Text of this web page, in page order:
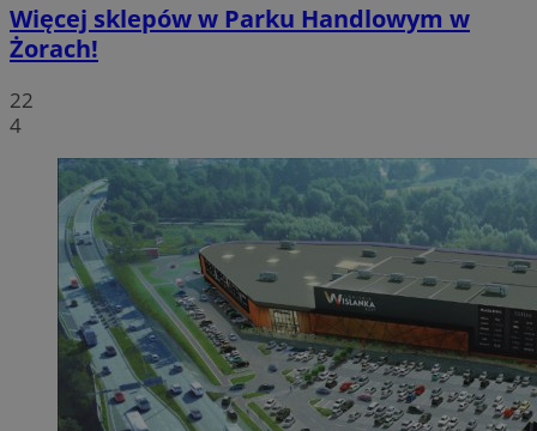
Więcej sklepów w Parku Handlowym w
Żorach!
22
4